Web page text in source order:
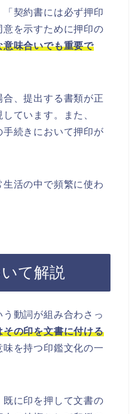
契約書には必ず押印
を示すために押印の
味合いでも重要で
、提出する書類が正
ています。また、
手続きにおいて押印が
活の中で頻繁に使わ
て解説
動詞が組み合わさっ
の印を文書に付ける
を持つ印鑑文化の一
に印を押して文書の